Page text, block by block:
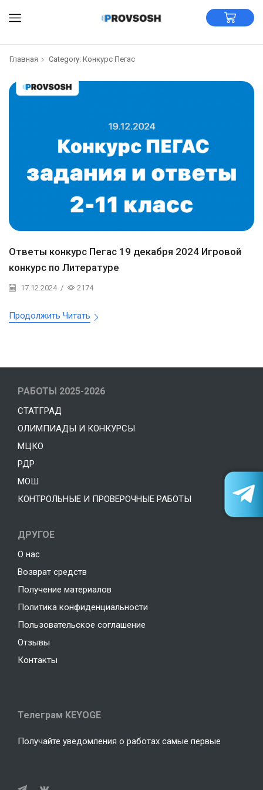
Главная Category: Конкурс Пегас
Ответы конкурс Пегас 19 декабря 2024 Игровой
конкурс по Литературе
17.12.2024 / 2174
Продолжить Читать
РАБОТЫ 2025-2026
СТАТГРАД
ОЛИМПИАДЫ И КОНКУРСЫ
МЦКО
РДР
МОШ
КОНТРОЛЬНЫЕ И ПРОВЕРОЧНЫЕ РАБОТЫ
ДРУГОЕ
О нас
Возврат средств
Получение материалов
Политика конфиденциальности
Пользовательское соглашение
Отзывы
Контакты
Телеграм KEYOGE
Получайте уведомления о работах самые первые